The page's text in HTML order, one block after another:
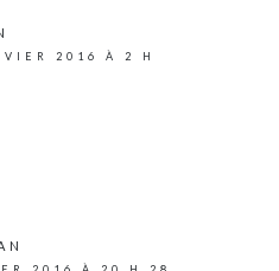
2016 À 2 H